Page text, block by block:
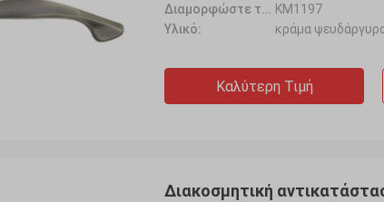
KM1197
Υλικό:
κράμα
Καλύτερη Τιμή
Διακοσμητική